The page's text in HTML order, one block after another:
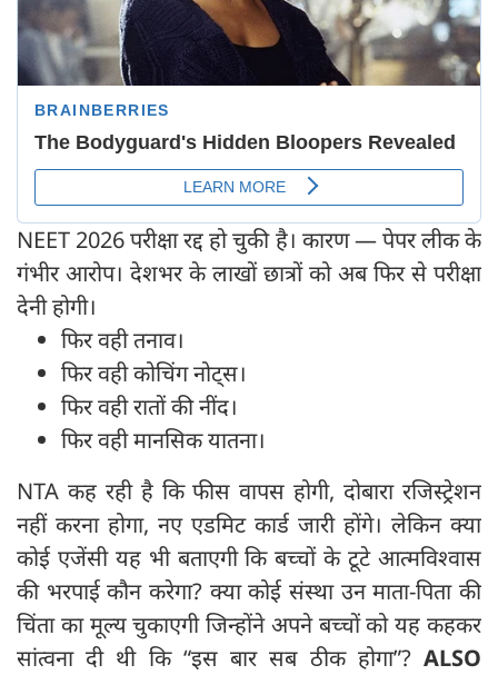
NEET 2026 परीक्षा रद्द हो चुकी है। कारण — पेपर लीक के
गंभीर आरोप। देशभर के लाखों छात्रों को अब फिर से परीक्षा
देनी होगी।
फिर वही तनाव।
फिर वही कोचिंग नोट्स।
फिर वही रातों की नींद।
फिर वही मानसिक यातना।
NTA कह रही है कि फीस वापस होगी, दोबारा रजिस्ट्रेशन
नहीं करना होगा, नए एडमिट कार्ड जारी होंगे। लेकिन क्या
कोई एजेंसी यह भी बताएगी कि बच्चों के टूटे आत्मविश्वास
की भरपाई कौन करेगा? क्या कोई संस्था उन माता-पिता की
चिंता का मूल्य चुकाएगी जिन्होंने अपने बच्चों को यह कहकर
सांत्वना दी थी कि “इस बार सब ठीक होगा”? ALSO